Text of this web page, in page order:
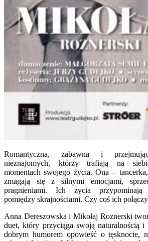
Romantyczna, zabawna i
nieznajomych, którzy trafiają na
momentach swojego życia. Ona –
zmagają się z silnymi emocjami,
pragnieniami. Ich życia przypominają
pomiędzy skrajnościami. Czy coś ich
Anna Dereszowska i Mikołaj Roznerski
duet, który przyciąga swoją naturalnością i
dobrym humorem opowieść o tęsknocie,